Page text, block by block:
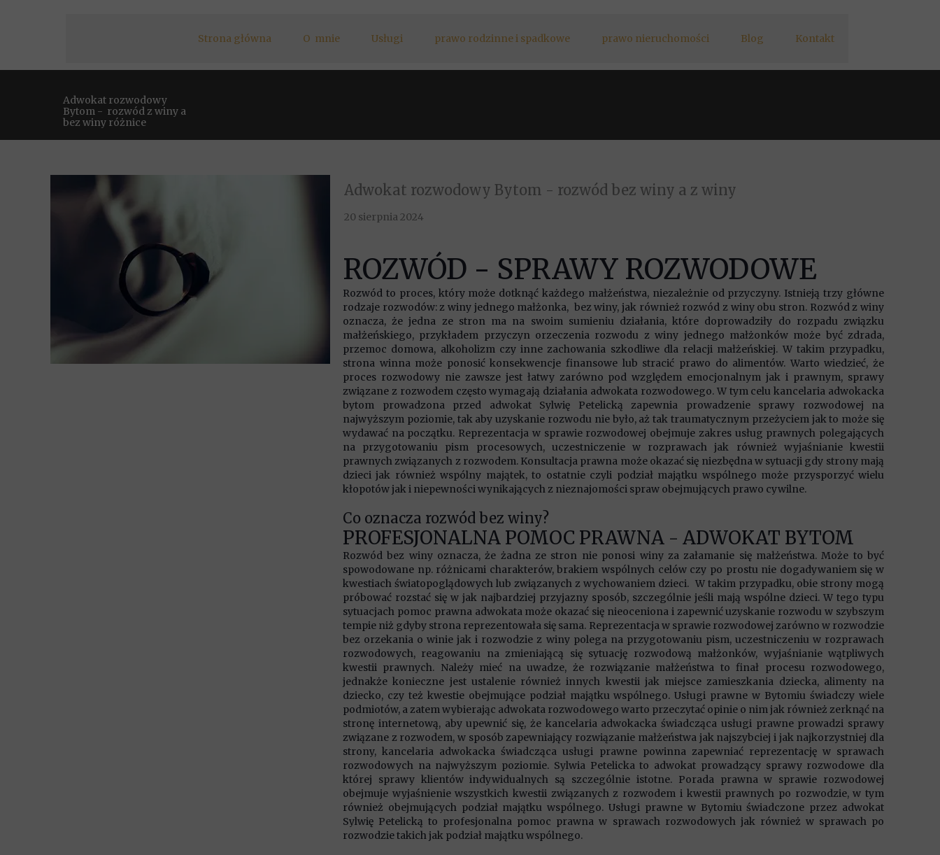
Strona główna O mnie Usługi prawo rodzinne i spadkowe prawo nieruchomości Blog Kontakt
Adwokat rozwodowy
Bytom - rozwód z winy a
bez winy różnice
Adwokat rozwodowy Bytom - rozwód bez winy a z winy
20 sierpnia 2024
ROZWÓD - SPRAWY ROZWODOWE
Rozwód to proces, który może dotknąć każdego małżeństwa, niezależnie od przyczyny. Istnieją trzy główne
rodzaje rozwodów: z winy jednego małżonka, bez winy, jak również rozwód z winy obu stron. Rozwód z winy
oznacza, że jedna ze stron ma na swoim sumieniu działania, które doprowadziły do rozpadu związku
małżeńskiego, przykładem przyczyn orzeczenia rozwodu z winy jednego małżonków może być zdrada,
przemoc domowa, alkoholizm czy inne zachowania szkodliwe dla relacji małżeńskiej. W takim przypadku,
strona winna może ponosić konsekwencje finansowe lub stracić prawo do alimentów. Warto wiedzieć, że
proces rozwodowy nie zawsze jest łatwy zarówno pod względem emocjonalnym jak i prawnym, sprawy
związane z rozwodem często wymagają działania adwokata rozwodowego. W tym celu kancelaria adwokacka
bytom prowadzona przed adwokat Sylwię Petelicką zapewnia prowadzenie sprawy rozwodowej na
najwyższym poziomie, tak aby uzyskanie rozwodu nie było, aż tak traumatycznym przeżyciem jak to może się
wydawać na początku. Reprezentacja w sprawie rozwodowej obejmuje zakres usług prawnych polegających
na przygotowaniu pism procesowych, uczestniczenie w rozprawach jak również wyjaśnianie kwestii
prawnych związanych z rozwodem. Konsultacja prawna może okazać się niezbędna w sytuacji gdy strony mają
dzieci jak również wspólny majątek, to ostatnie czyli podział majątku wspólnego może przysporzyć wielu
kłopotów jak i niepewności wynikających z nieznajomości spraw obejmujących prawo cywilne.
Co oznacza rozwód bez winy?
PROFESJONALNA POMOC PRAWNA - ADWOKAT BYTOM
Rozwód bez winy oznacza, że żadna ze stron nie ponosi winy za załamanie się małżeństwa. Może to być
spowodowane np. różnicami charakterów, brakiem wspólnych celów czy po prostu nie dogadywaniem się w
kwestiach światopoglądowych lub związanych z wychowaniem dzieci. W takim przypadku, obie strony mogą
próbować rozstać się w jak najbardziej przyjazny sposób, szczególnie jeśli mają wspólne dzieci. W tego typu
sytuacjach pomoc prawna adwokata może okazać się nieoceniona i zapewnić uzyskanie rozwodu w szybszym
tempie niż gdyby strona reprezentowała się sama. Reprezentacja w sprawie rozwodowej zarówno w rozwodzie
bez orzekania o winie jak i rozwodzie z winy polega na przygotowaniu pism, uczestniczeniu w rozprawach
rozwodowych, reagowaniu na zmieniającą się sytuację rozwodową małżonków, wyjaśnianie wątpliwych
kwestii prawnych. Należy mieć na uwadze, że rozwiązanie małżeństwa to finał procesu rozwodowego,
jednakże konieczne jest ustalenie również innych kwestii jak miejsce zamieszkania dziecka, alimenty na
dziecko, czy też kwestie obejmujące podział majątku wspólnego. Usługi prawne w Bytomiu świadczy wiele
podmiotów, a zatem wybierając adwokata rozwodowego warto przeczytać opinie o nim jak również zerknąć na
stronę internetową, aby upewnić się, że kancelaria adwokacka świadcząca usługi prawne prowadzi sprawy
związane z rozwodem, w sposób zapewniający rozwiązanie małżeństwa jak najszybciej i jak najkorzystniej dla
strony, kancelaria adwokacka świadcząca usługi prawne powinna zapewniać reprezentację w sprawach
rozwodowych na najwyższym poziomie. Sylwia Petelicka to adwokat prowadzący sprawy rozwodowe dla
której sprawy klientów indywidualnych są szczególnie istotne. Porada prawna w sprawie rozwodowej
obejmuje wyjaśnienie wszystkich kwestii związanych z rozwodem i kwestii prawnych po rozwodzie, w tym
również obejmujących podział majątku wspólnego. Usługi prawne w Bytomiu świadczone przez adwokat
Sylwię Petelicką to profesjonalna pomoc prawna w sprawach rozwodowych jak również w sprawach po
rozwodzie takich jak podział majątku wspólnego.